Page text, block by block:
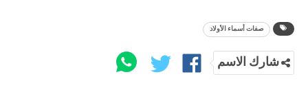
صفات أسماء الأولاد
شارك الاسم